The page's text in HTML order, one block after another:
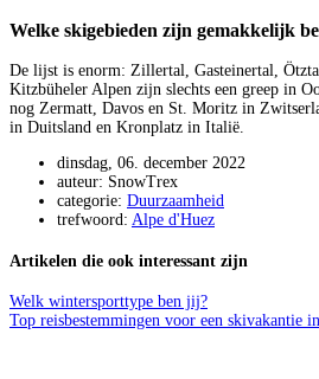
Welke skigebieden zijn gemakkelijk
De lijst is enorm: Zillertal, Gasteinertal,
Kitzbüheler Alpen zijn slechts een greep in
nog Zermatt, Davos en St. Moritz in
in Duitsland en Kronplatz in Italië.
dinsdag, 06. december 2022
auteur: SnowTrex
categorie: Duurzaamheid
trefwoord: Alpe d'Huez
Artikelen die ook interessant zijn
Welk wintersporttype ben jij?
Top reisbestemmingen voor een skivakantie